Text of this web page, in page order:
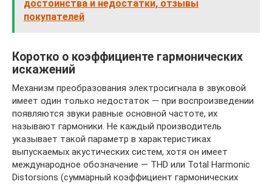
достоинства и недостатки, отзывы
покупателей
Коротко о коэффициенте гармонических
искажений
Механизм преобразования электросигнала в звуковой
имеет один только недостаток — при воспроизведении
появляются звуки равные основной частоте, их
называют гармоники. Не каждый производитель
указывает такой параметр в характеристиках
выпускаемых акустических систем, хотя он имеет
международное обозначение — THD или Total Harmonic
Distorsions (суммарный коэффициент гармонических